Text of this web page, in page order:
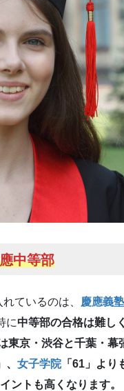
中等部
ているのは、 慶應義
に中等部の合格は難し
東京・渋谷と千葉・幕
、 女子学院「61」より
ントも高くなります。